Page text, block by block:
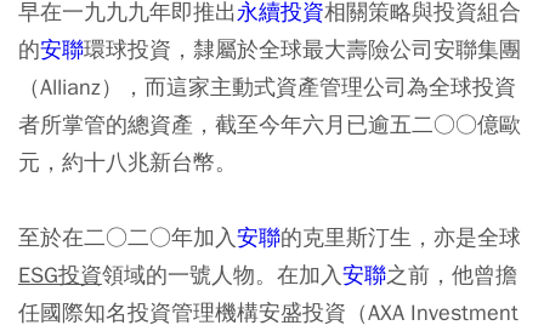
早在一九九九年即推出永續投資相關策略與投資組合
的安聯環球投資，隸屬於全球最大壽險公司安聯集團
（Allianz），而這家主動式資產管理公司為全球投資
者所掌管的總資產，截至今年六月已逾五二○○億歐
元，約十八兆新台幣。
至於在二○二○年加入安聯的克里斯汀生，亦是全球
ESG投資領域的一號人物。在加入安聯之前，他曾擔
任國際知名投資管理機構安盛投資（AXA Investment